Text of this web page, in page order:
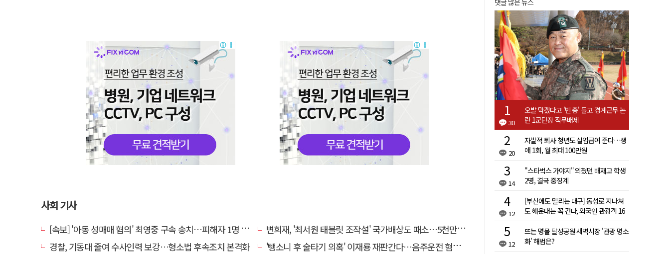
사회 기사
[속보] '아동 성매매 혐의' 최영중 구속 송치…피해자 1명 더 있었다
변희재, '최서원 태블릿 조작설' 국가배상도 패소…5천만원 청구 기각
경찰, 기동대 줄여 수사인력 보강…형소법 후속조치 본격화
'뺑소니 후 술타기 의혹' 이재룡 재판간다…음주운전 혐의 제외
댓글 많은 뉴스
30
오발 막겠다고 '빈 총' 들고 경계근무 논
란 1군단장 직무배제
20
자발적 퇴사 청년도 실업급여 준다…생
애 1회, 월 최대 100만원
14
"스타벅스 가야지" 외쳤던 배재고 학생
2명, 결국 중징계
12
[부산에도 밀리는 대구] 동성로 지나쳐
도 해운대는 꼭 간다, 외국인 관광객 16
12
뜨는 명물 달성공원 새벽시장 '관광 명소
화' 해법은?